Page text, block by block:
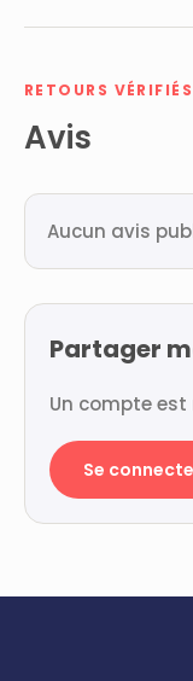
RETOURS
Avis
Aucun avis
Partager
Un compte
Se